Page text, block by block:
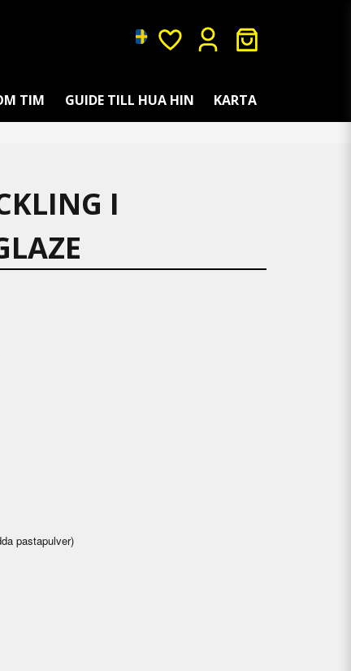
TIM GUIDE TILL HUA HIN KARTA
I
pastapulver)